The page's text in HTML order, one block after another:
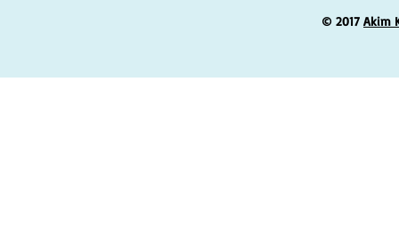
© 2017 Akim